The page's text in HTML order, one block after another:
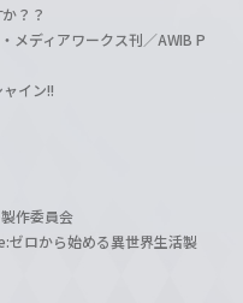
？？
ディアワークス刊／AWIB P
イン!!
作委員会
ゼロから始める異世界生活製